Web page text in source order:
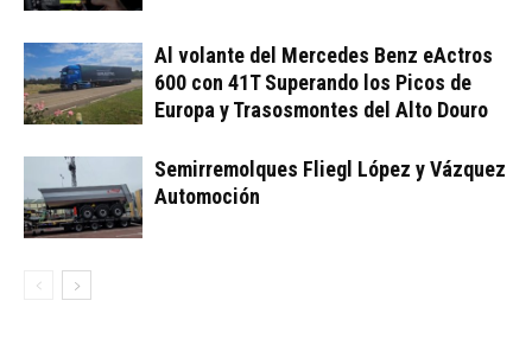
Al volante del Mercedes Benz eActros
600 con 41T Superando los Picos de
Europa y Trasosmontes del Alto Douro
Semirremolques Fliegl López y Vázquez
Automoción